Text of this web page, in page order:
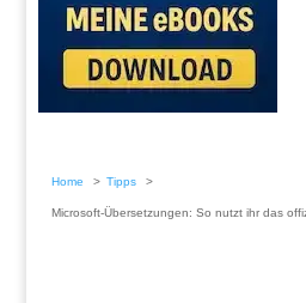
Home Tipps
Microsoft-Übersetzungen: So nutzt ihr das